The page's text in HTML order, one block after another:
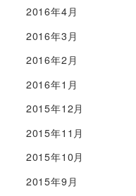
2016年4月
2016年3月
2016年2月
2016年1月
2015年12月
2015年11月
2015年10月
2015年9月